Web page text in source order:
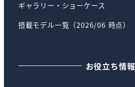
ギャラリー・ショーケース
搭載モデル一覧（2026/06 時点）
お役立ち情報